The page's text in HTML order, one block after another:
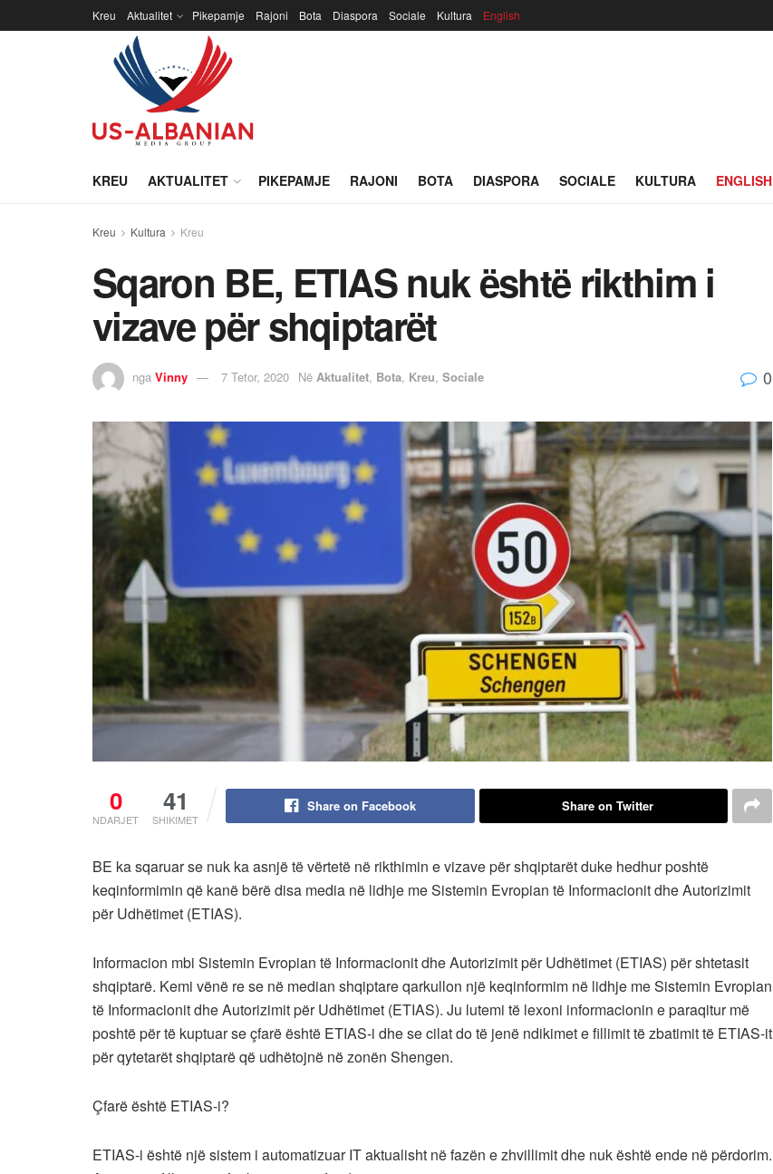
Kreu Aktualitet Pikepamje Rajoni Bota Diaspora Sociale Kultura English
KREU AKTUALITET PIKEPAMJE RAJONI BOTA DIASPORA SOCIALE KULTURA ENGLISH
Kreu Kultura Kreu
Sqaron BE, ETIAS nuk është rikthim i
vizave për shqiptarët
nga Vinny 7 Tetor, 2020 Në Aktualitet, Bota, Kreu, Sociale 0
0
NDARJET
41
SHIKIMET
Share on Facebook Share on Twitter
BE ka sqaruar se nuk ka asnjë të vërtetë në rikthimin e vizave për shqiptarët duke hedhur poshtë
keqinformimin që kanë bërë disa media në lidhje me Sistemin Evropian të Informacionit dhe Autorizimit
për Udhëtimet (ETIAS).
Informacion mbi Sistemin Evropian të Informacionit dhe Autorizimit për Udhëtimet (ETIAS) për shtetasit
shqiptarë. Kemi vënë re se në median shqiptare qarkullon një keqinformim në lidhje me Sistemin Evropian
të Informacionit dhe Autorizimit për Udhëtimet (ETIAS). Ju lutemi të lexoni informacionin e paraqitur më
poshtë për të kuptuar se çfarë është ETIAS-i dhe se cilat do të jenë ndikimet e fillimit të zbatimit të ETIAS-it
për qytetarët shqiptarë që udhëtojnë në zonën Shengen.
Çfarë është ETIAS-i?
ETIAS-i është një sistem i automatizuar IT aktualisht në fazën e zhvillimit dhe nuk është ende në përdorim.